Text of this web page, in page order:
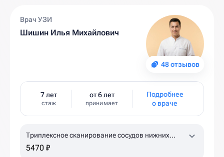
48 отзывов
Врач УЗИ
Шишин Илья Михайлович
7 лет
стаж
от 6 лет
принимает
Подробнее
о враче
Триплексное сканирование сосудов нижних
конечностей
5470 ₽